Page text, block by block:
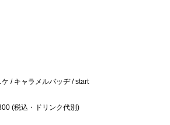
/ キャラメルバッヂ / start
(税込・ドリンク代別)